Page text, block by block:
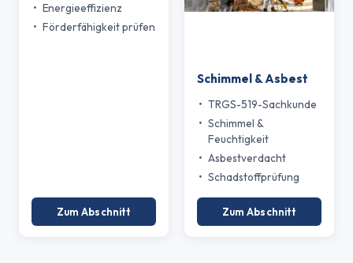
Energieeffizienz
Förderfähigkeit prüfen
Zum Abschnitt
Schimmel & Asbest
TRGS-519-Sachkunde
Schimmel &
Feuchtigkeit
Asbestverdacht
Schadstoffprüfung
Zum Abschnitt